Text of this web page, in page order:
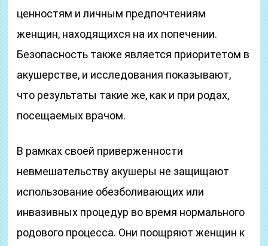
ценностям и личным предпочтениям
женщин, находящихся на их попечении.
Безопасность также является приоритетом в
акушерстве, и исследования показывают,
что результаты такие же, как и при родах,
посещаемых врачом.
В рамках своей приверженности
невмешательству акушеры не защищают
использование обезболивающих или
инвазивных процедур во время нормального
родового процесса. Они поощряют женщин к